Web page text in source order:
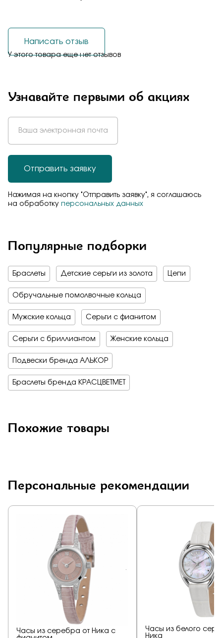
У этого товара еще нет отзывов
Написать отзыв
Узнавайте первыми об акциях
Отправить заявку
Нажимая на кнопку "Отправить заявку", я соглашаюсь
на обработку персональных данных
Популярные подборки
Браслеты Детские серьги из золота Цепи
Обручальные помолвочные кольца
Мужские кольца Серьги с фианитом
Серьги с бриллиантом Женские кольца
Подвески бренда АЛЬКОР
Браслеты бренда КРАСЦВЕТМЕТ
Похожие товары
Персональные рекомендации